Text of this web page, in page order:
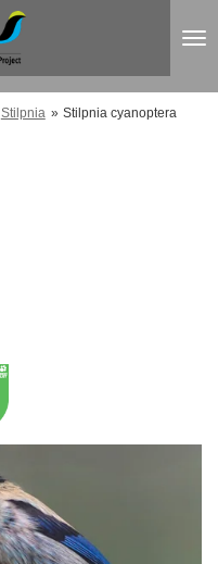
Stilpnia » Stilpnia cyanoptera